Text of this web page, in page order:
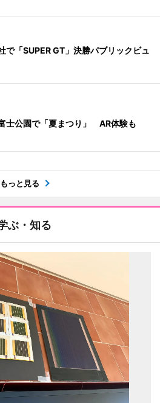
で「SUPER GT」決勝パブリックビュ
士公園で「夏まつり」 AR体験も
もっと見る
ぶ・知る